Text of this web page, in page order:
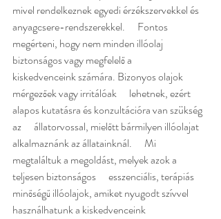
mivel rendelkeznek egyedi érzékszervekkel és
anyagcsere-rendszerekkel.      Fontos
megérteni, hogy nem minden illóolaj
biztonságos vagy megfelelő a
kiskedvenceink számára. Bizonyos olajok
mérgezőek vagy irritálóak      lehetnek, ezért
alapos kutatásra és konzultációra van szükség
az      állatorvossal, mielőtt bármilyen illóolajat
alkalmaznánk az állatainknál.      Mi
megtaláltuk a megoldást, melyek azok a
teljesen biztonságos      esszenciális, terápiás
minőségű illóolajok, amiket nyugodt szívvel
használhatunk a kiskedvenceink